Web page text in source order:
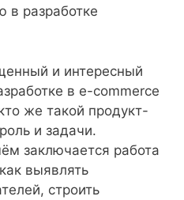
в разработке
и интересный
в e-commerce
же такой продукт-
и задачи.
заключается работа
выявлять
строить